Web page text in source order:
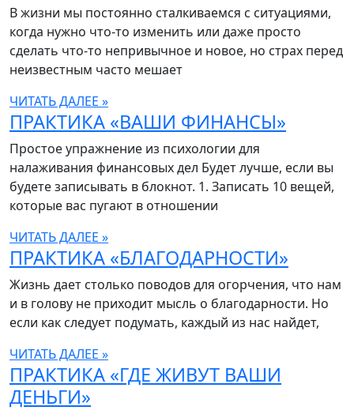
В жизни мы постоянно сталкиваемся с ситуациями,
когда нужно что-то изменить или даже просто
сделать что-то непривычное и новое, но страх перед
неизвестным часто мешает
ЧИТАТЬ ДАЛЕЕ »
ПРАКТИКА «ВАШИ ФИНАНСЫ»
Простое упражнение из психологии для
налаживания финансовых дел Будет лучше, если вы
будете записывать в блокнот. 1. Записать 10 вещей,
которые вас пугают в отношении
ЧИТАТЬ ДАЛЕЕ »
ПРАКТИКА «БЛАГОДАРНОСТИ»
Жизнь дает столько поводов для огорчения, что нам
и в голову не приходит мысль о благодарности. Но
если как следует подумать, каждый из нас найдет,
ЧИТАТЬ ДАЛЕЕ »
ПРАКТИКА «ГДЕ ЖИВУТ ВАШИ
ДЕНЬГИ»